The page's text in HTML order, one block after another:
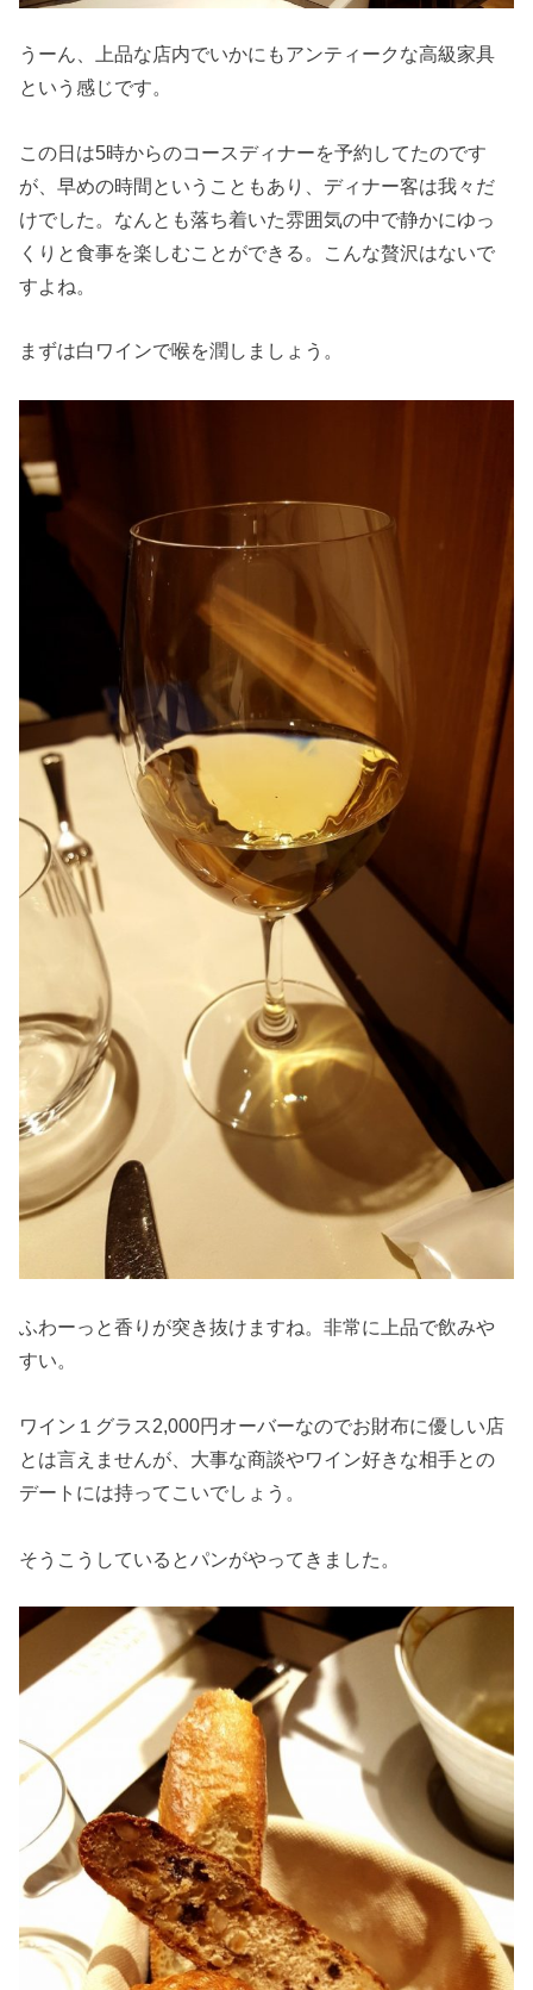
うーん、上品な店内でいかにもアンティークな高級家具
という感じです。
この日は5時からのコースディナーを予約してたのです
が、早めの時間ということもあり、ディナー客は我々だ
けでした。なんとも落ち着いた雰囲気の中で静かにゆっ
くりと食事を楽しむことができる。こんな贅沢はないで
すよね。
まずは白ワインで喉を潤しましょう。
ふわーっと香りが突き抜けますね。非常に上品で飲みや
すい。
ワイン１グラス2,000円オーバーなのでお財布に優しい店
とは言えませんが、大事な商談やワイン好きな相手との
デートには持ってこいでしょう。
そうこうしているとパンがやってきました。